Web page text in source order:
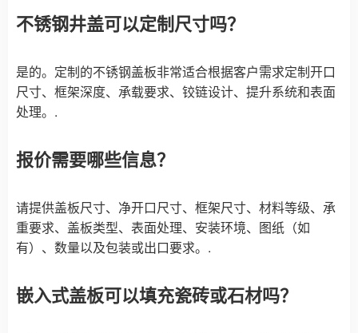
不锈钢井盖可以定制尺寸吗？
是的。定制的不锈钢盖板非常适合根据客户需求定制开口
尺寸、框架深度、承载要求、铰链设计、提升系统和表面
处理。.
报价需要哪些信息？
请提供盖板尺寸、净开口尺寸、框架尺寸、材料等级、承
重要求、盖板类型、表面处理、安装环境、图纸（如
有）、数量以及包装或出口要求。.
嵌入式盖板可以填充瓷砖或石材吗？